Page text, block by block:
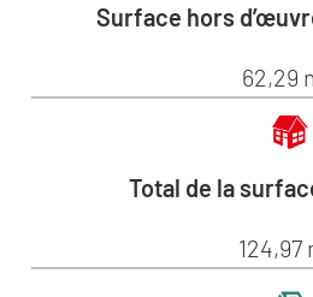
Surface hors
62,29
Total de la
124,97